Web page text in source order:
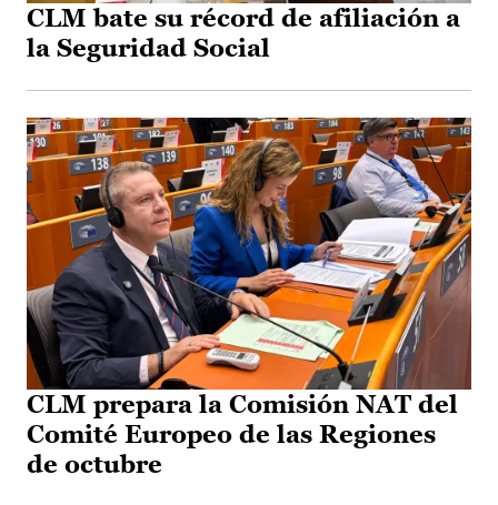
CLM bate su récord de afiliación a
la Seguridad Social
CLM prepara la Comisión NAT del
Comité Europeo de las Regiones
de octubre